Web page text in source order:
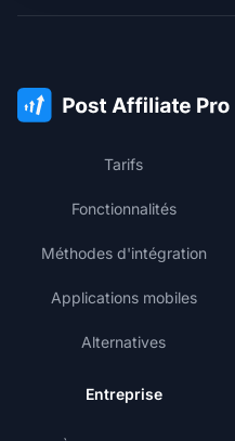
Tarifs
Fonctionnalités
Méthodes d'intégration
Applications mobiles
Alternatives
Entreprise